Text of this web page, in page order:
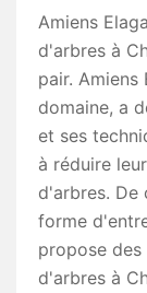
Amiens
d'arbres à
pair.
domaine, a
et ses
à réduire
d'arbres. De
forme
propose
d'arbres à